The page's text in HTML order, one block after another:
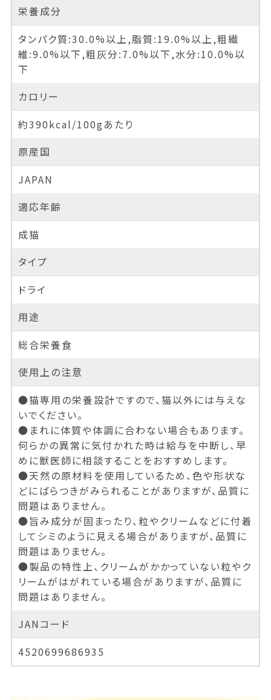
栄養成分
タンパク質:30.0%以上,脂質:19.0%以上,粗繊
維:9.0%以下,粗灰分:7.0%以下,水分:10.0%以
下
カロリー
約390kcal/100gあたり
原産国
JAPAN
適応年齢
成猫
タイプ
ドライ
用途
総合栄養食
使用上の注意
●猫専用の栄養設計ですので、猫以外には与えな
いでください。
●まれに体質や体調に合わない場合もあります。
何らかの異常に気付かれた時は給与を中断し、早
めに獣医師に相談することをおすすめします。
●天然の原材料を使用しているため、色や形状な
どにばらつきがみられることがありますが、品質に
問題はありません。
●旨み成分が固まったり、粒やクリームなどに付着
してシミのように見える場合がありますが、品質に
問題はありません。
●製品の特性上、クリームがかかっていない粒やク
リームがはがれている場合がありますが、品質に
問題はありません。
JANコード
4520699686935